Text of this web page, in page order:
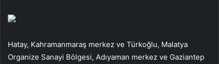
Hatay, Kahramanmaraş merkez ve Türkoğlu, Malatya
Organize Sanayi Bölgesi, Adıyaman merkez ve Gaziantep